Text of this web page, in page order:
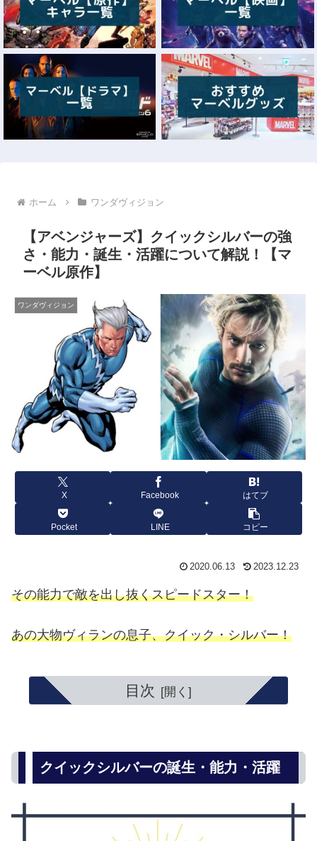
ホーム ワンダヴィジョン
【アベンジャーズ】クイックシルバーの強
さ・能力・誕生・活躍について解説！【マ
ーベル原作】
ワンダヴィジョン
X Facebook はてブ
Pocket LINE コピー
2020.06.13 2023.12.23
その能力で敵を出し抜くスピードスター！
あの大物ヴィランの息子、クイック・シルバー！
目次
クイックシルバーの誕生・能力・活躍